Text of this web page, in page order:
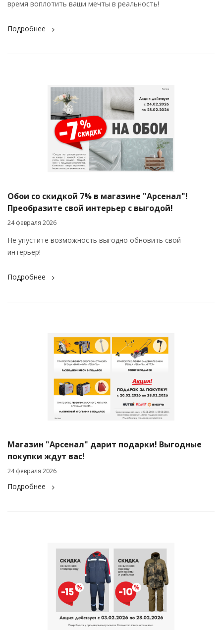
время воплотить ваши мечты в реальность!
Подробнее
Обои со скидкой 7% в магазине "Арсенал"!
Преобразите свой интерьер с выгодой!
24 февраля 2026
Не упустите возможность выгодно обновить свой
интерьер!
Подробнее
Магазин "Арсенал" дарит подарки! Выгодные
покупки ждут вас!
24 февраля 2026
Подробнее